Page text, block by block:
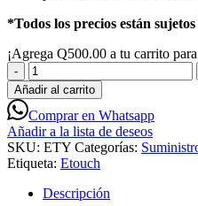
*Todos los precios están
¡Agrega Q500.00 a tu carrito
Tintas
100
ML
Universal
Etouch
Canon
/
Yellow
Añadir al carrito
Comprar en Whatsapp
Añadir a la lista de deseos
SKU: ETY Categorías:
Etiqueta: Etouch
Descripción